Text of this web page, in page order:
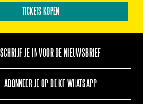
TICKETS KOPEN
SCHRIJF JE IN VOOR DE NIEUWSBRIEF
ABONNEER JE OP DE KF WHATSAPP